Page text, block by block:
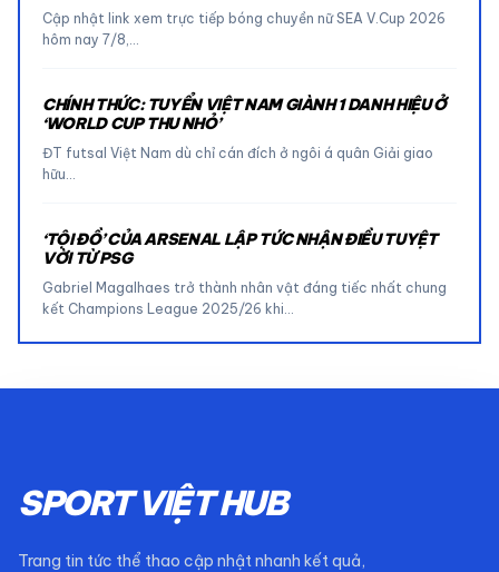
Cập nhật link xem trực tiếp bóng chuyền nữ SEA V.Cup 2026
hôm nay 7/8,…
CHÍNH THỨC: TUYỂN VIỆT NAM GIÀNH 1 DANH HIỆU Ở
‘WORLD CUP THU NHỎ’
ĐT futsal Việt Nam dù chỉ cán đích ở ngôi á quân Giải giao
hữu…
‘TỘI ĐỒ’ CỦA ARSENAL LẬP TỨC NHẬN ĐIỀU TUYỆT
VỜI TỪ PSG
Gabriel Magalhaes trở thành nhân vật đáng tiếc nhất chung
kết Champions League 2025/26 khi…
SPORT VIỆT HUB
Trang tin tức thể thao cập nhật nhanh kết quả,